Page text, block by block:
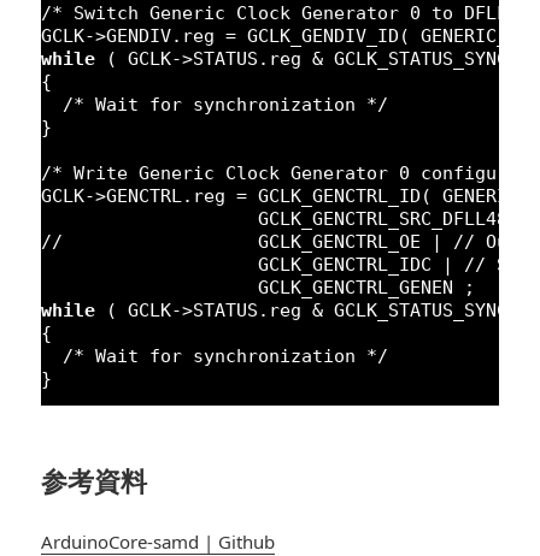
/* Switch Generic Clock Generator 0 to
GCLK->GENDIV.reg = GCLK_GENDIV_ID(
while
( GCLK->STATUS.reg &
{
/* Wait for synchronization */
}
/* Write Generic Clock Generator 0
GCLK->GENCTRL.reg = GCLK_GENCTRL_ID(
//                  GCLK_GENCTRL_OE | //
GCLK_GENCTRL_IDC | // Set
GCLK_GENCTRL_GENEN ;
while
( GCLK->STATUS.reg &
{
/* Wait for synchronization */
}
参考資料
ArduinoCore-samd | Github